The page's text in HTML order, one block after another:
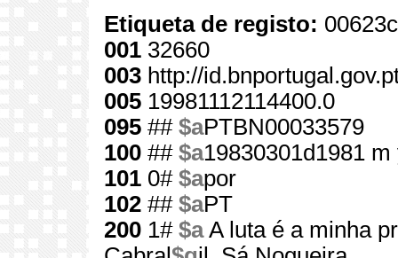
Etiqueta de registo:
001 32660
003 http://
005 19981112114400.0
095 ## $aPTBN00033579
100 ## $a19830301d1981
101 0# $apor
102 ## $aPT
200 1# $aA luta é a minha